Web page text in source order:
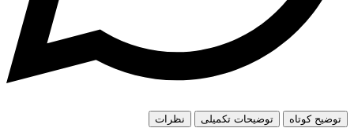
توضیح کوتاه توضیحات تکمیلی نظرات